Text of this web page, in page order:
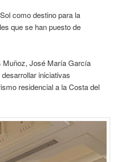
como destino para la
que se han puesto de
Muñoz, José María García
iniciativas
residencial a la Costa del